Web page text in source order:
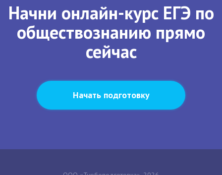
Начни онлайн-курс ЕГЭ по
обществознанию прямо
сейчас
Начать подготовку